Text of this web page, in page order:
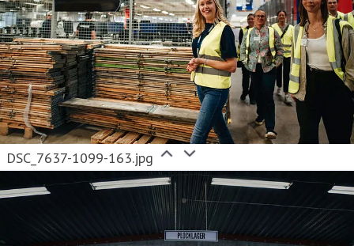
DSC_7637-1099-163.jpg